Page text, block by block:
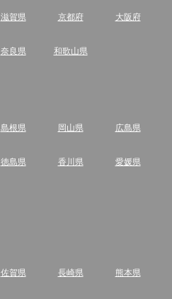
滋賀県 京都府 大阪府
奈良県 和歌山県
島根県 岡山県 広島県
徳島県 香川県 愛媛県
佐賀県 長崎県 熊本県